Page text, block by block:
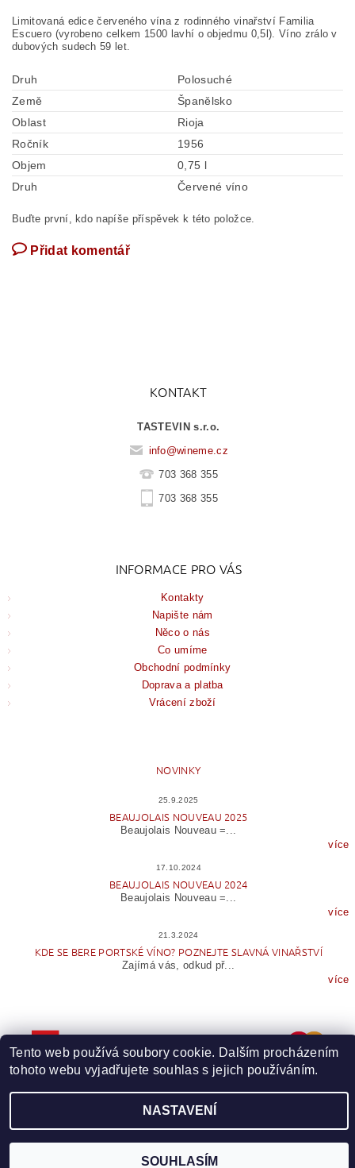
Limitovaná edice červeného vína z rodinného vinařství Familia
Escuero (vyrobeno celkem 1500 lavhí o objedmu 0,5l). Víno zrálo v
dubových sudech 59 let.
Druh
Polosuché
Země
Španělsko
Oblast
Rioja
Ročník
1956
Objem
0,75 l
Druh
Červené víno
Buďte první, kdo napíše příspěvek k této položce.
Přidat komentář
KONTAKT
TASTEVIN s.r.o.
info@wineme.cz
703 368 355
703 368 355
INFORMACE PRO VÁS
Kontakty
Napište nám
Něco o nás
Co umíme
Obchodní podmínky
Doprava a platba
Vrácení zboží
NOVINKY
25.9.2025
BEAUJOLAIS NOUVEAU 2025
Beaujolais Nouveau =...
více
17.10.2024
BEAUJOLAIS NOUVEAU 2024
Beaujolais Nouveau =...
více
21.3.2024
KDE SE BERE PORTSKÉ VÍNO? POZNEJTE SLAVNÁ VINAŘSTVÍ
Zajímá vás, odkud př...
více
2026 © Wineme.cz, všechna práva vyhrazena Upravit nastavení cookies
Tento web používá soubory cookie. Dalším procházením
tohoto webu vyjadřujete souhlas s jejich používáním.
NASTAVENÍ
SOUHLASÍM